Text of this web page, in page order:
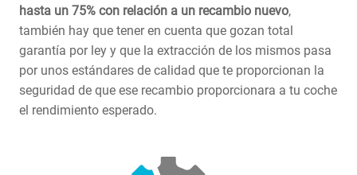
hasta un 75% con relación a un recambio nuevo,
también hay que tener en cuenta que gozan total
garantía por ley y que la extracción de los mismos pasa
por unos estándares de calidad que te proporcionan la
seguridad de que ese recambio proporcionara a tu coche
el rendimiento esperado.